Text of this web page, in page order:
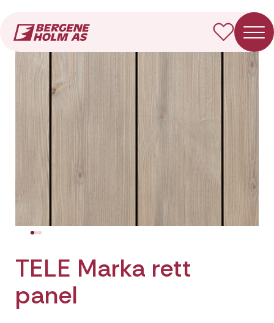
TELE Marka rett
panel